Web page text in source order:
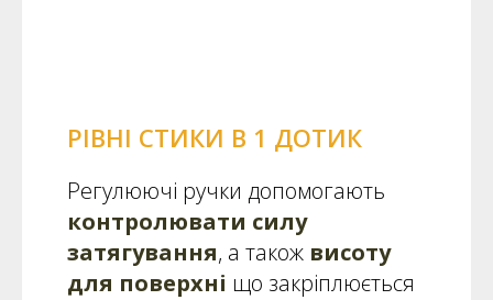
РІВНІ СТИКИ В 1 ДОТИК
Регулюючі ручки допомогають
контролювати силу
затягування, а також висоту
для поверхні що закріплюється